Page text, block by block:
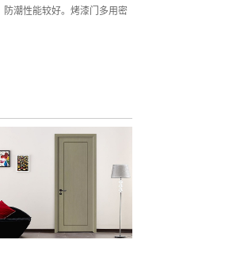
潮性能较好。烤漆门多用密